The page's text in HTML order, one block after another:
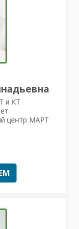
и КТ
центр МАРТ